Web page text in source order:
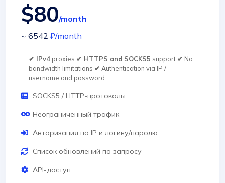
$80/month
~ 6542 ₽/month
✔ IPv4proxies ✔ HTTPS and SOCKS5 support ✔ No
bandwidth limitations ✔ Authentication via IP /
username and password
SOCKS5 / HTTP-протоколы
Неограниченный трафик
Авторизация по IP и логину/паролю
Список обновлений по запросу
API-доступ